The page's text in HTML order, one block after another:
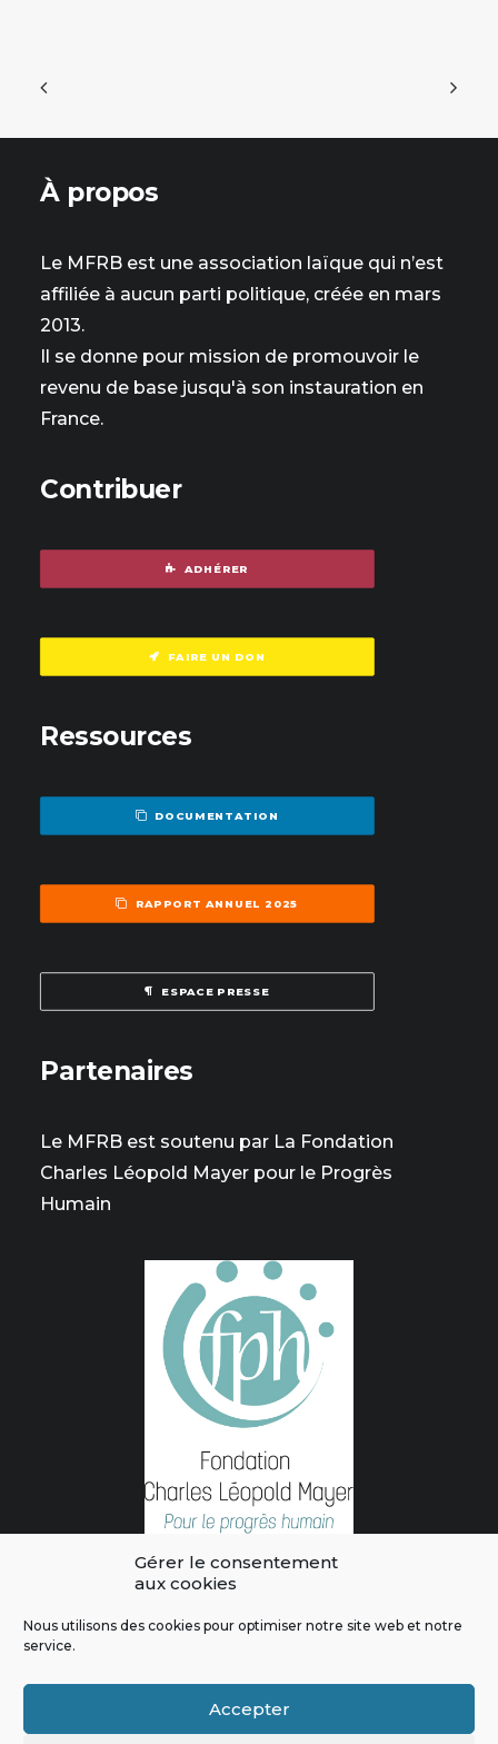
Gérer le consentement
aux cookies
Nous utilisons des cookies pour optimiser notre site web et notre
service.
Accepter
À propos
Le MFRB est une association laïque qui n’est
affiliée à aucun parti politique, créée en mars
2013.
Il se donne pour mission de promouvoir le
revenu de base jusqu'à son instauration en
France.
Contribuer
ADHÉRER
FAIRE UN DON
Ressources
DOCUMENTATION
RAPPORT ANNUEL 2025
ESPACE PRESSE
Partenaires
Le MFRB est soutenu par La Fondation
Charles Léopold Mayer pour le Progrès
Humain
L'intégralité des contenus de ce site sont publiés sous licence
|Politique de confidentialité